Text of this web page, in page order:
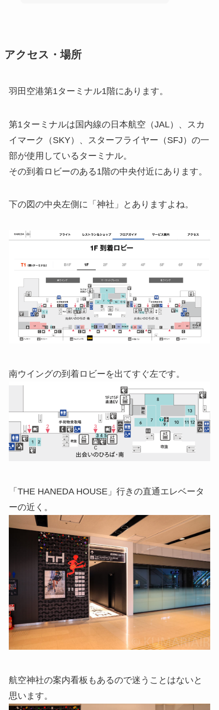
アクセス・場所
羽田空港第1ターミナル1階にあります。
第1ターミナルは国内線の日本航空（JAL）、スカ
イマーク（SKY）、スターフライヤー（SFJ）の一
部が使用しているターミナル。
その到着ロビーのある1階の中央付近にあります。
下の図の中央左側に「神社」とありますよね。
南ウイングの到着ロビーを出てすぐ左です。
「THE HANEDA HOUSE」行きの直通エレベータ
ーの近く。
航空神社の案内看板もあるので迷うことはないと
思います。